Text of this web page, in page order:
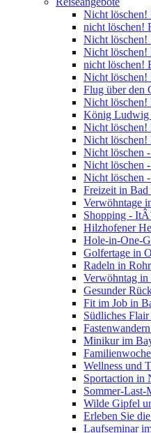
Nicht löschen!
nicht löschen!
Nicht löschen!
Nicht löschen!
nicht löschen!
Nicht löschen!
Flug über den
Nicht löschen!
König Ludwig
Nicht löschen!
Nicht löschen!
Nicht löschen
Nicht löschen
Nicht löschen
Freizeit in
Verwöhntage
Shopping -
Hilzhofener
Hole-in-One-
Golfertage in
Radeln in
Verwöhntag
Gesunder
Fit im Job in
Südliches
Minikur im
Wellness und
Sportaction in
Sommer-Last-
Wilde Gipfel
Erleben Sie
Laufseminar